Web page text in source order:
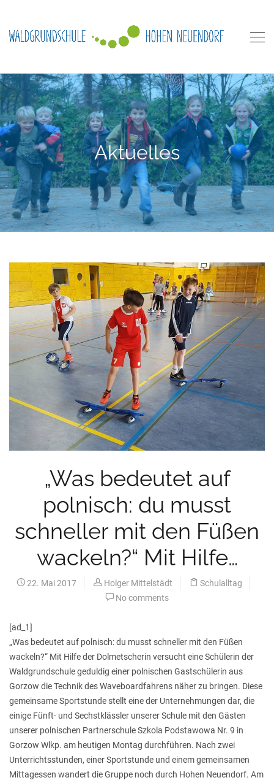
Aktuelles
„Was bedeutet auf
polnisch: du musst
schneller mit den Füßen
wackeln?“ Mit Hilfe…
22. Mai 2017 Holger Mittelstädt
Schulalltag
No comments
[ad_1]
„Was bedeutet auf polnisch: du musst schneller mit den Füßen
wackeln?“ Mit Hilfe der Dolmetscherin versucht eine Schülerin der
Waldgrundschule geduldig einer polnischen Gastschülerin aus
Gorzow die Technik des Waveboardfahrens näher zu bringen. Diese
gemeinsame Sportstunde stellt eine der Unternehmungen dar, die
einige Fünft- und Sechstklässler unserer Schule mit den Gästen
unserer polnischen Partnerschule Szkola Podstawowa Nr. 9 in
Gorzow Wlkp. am heutigen Montag durchführen. Nach zwei
Unterrichtsstunden, einer Sportstunde und einem gemeinsamen
Mittagessen wandert die Gruppe noch durch Hohen Neuendorf. Am